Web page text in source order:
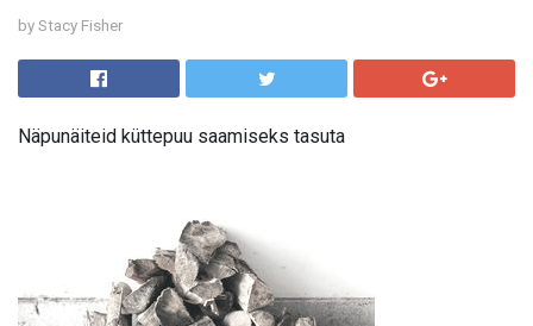
by Stacy Fisher
Näpunäiteid küttepuu saamiseks tasuta